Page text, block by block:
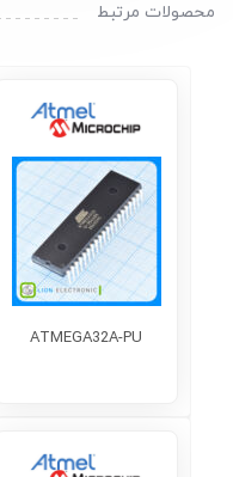
محصولات مرتبط
ATMEGA32A-PU